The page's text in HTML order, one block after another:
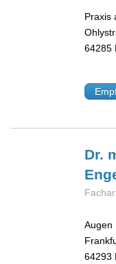
Praxis
64285
Dr.
Augen
64293